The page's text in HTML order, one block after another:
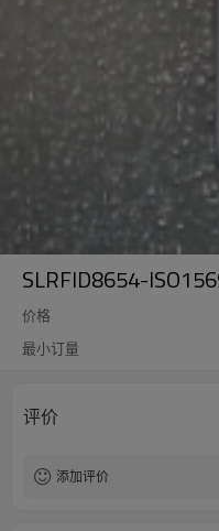
SLRFID8654-
价格
最小订量
评价
添加评价